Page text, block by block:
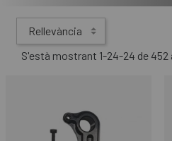
Rellevància
S'està mostrant 1-24-24 de 452